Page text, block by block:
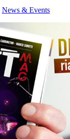
News & Events